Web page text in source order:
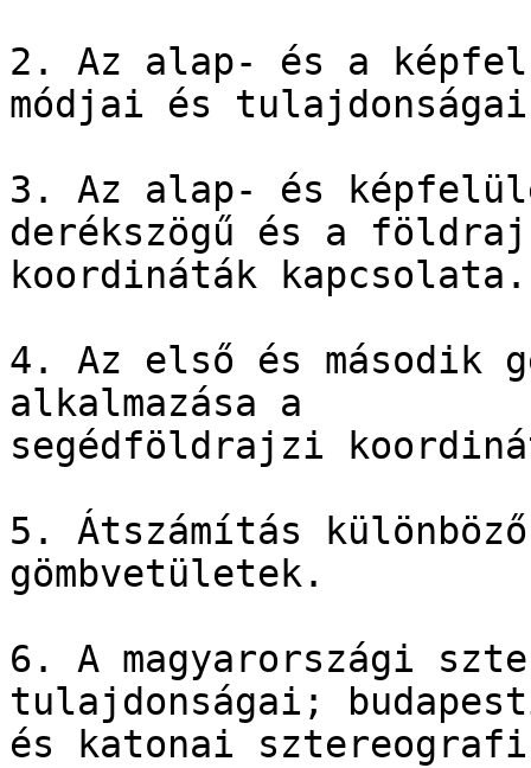
2. Az alap- és a
módjai és
3. Az alap- és
derékszögű és a
koordináták kapcsolata.
4. Az első és második
alkalmazása a
segédföldrajzi
5. Átszámítás
gömbvetületek.
6. A magyarországi
tulajdonságai;
és katonai